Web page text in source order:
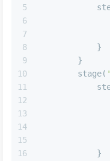
5
6
7
8
9
10
11
12
13
14
15
16
            }
        }
        stage(
            }